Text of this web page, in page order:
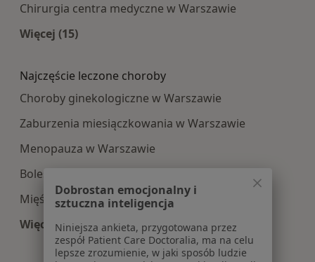
Chirurgia centra medyczne w Warszawie
Więcej (15)
Najczęście leczone choroby
Choroby ginekologiczne w Warszawie
Zaburzenia miesiączkowania w Warszawie
Menopauza w Warszawie
Bolesne miesiączkowanie w Warszawie
Mięśniaki macicy w Warszawie
Więcej (15)
Więcej w kategorii: Najczęście leczone choroby
Dobrostan emocjonalny i
sztuczna inteligencja
Niniejsza ankieta, przygotowana przez
zespół Patient Care Doctoralia, ma na celu
lepsze zrozumienie, w jaki sposób ludzie